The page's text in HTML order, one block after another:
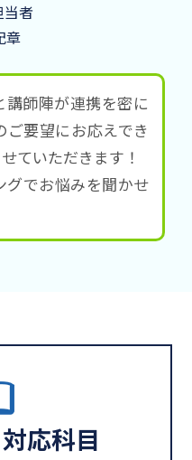
当者
章
師陣が連携を密に
要望にお応えでき
ていただきます！
グでお悩みを聞かせ
応科目